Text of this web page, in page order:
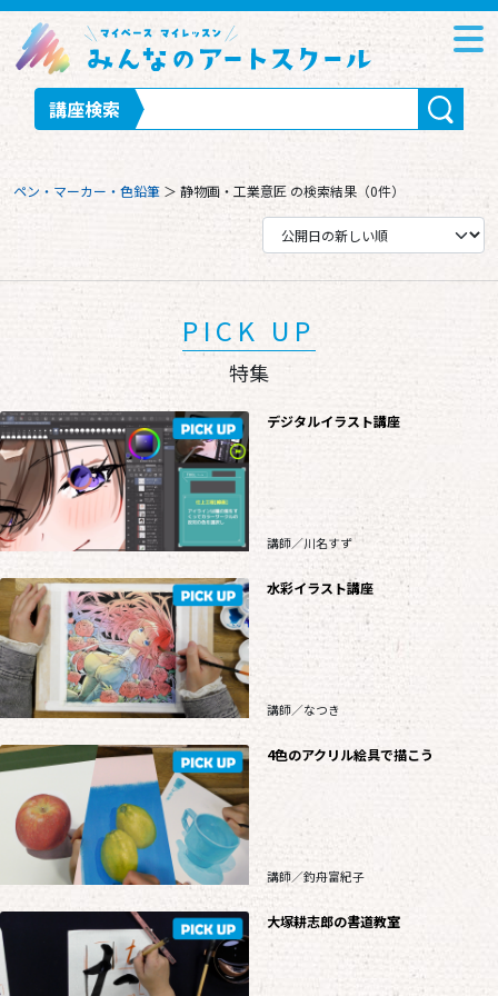
講座検索
ペン・マーカー・色鉛筆 ＞ 静物画・工業意匠 の検索結果（0件）
PICK UP
特集
デジタルイラスト講座
講師／川名すず
水彩イラスト講座
講師／なつき
4色のアクリル絵具で描こう
講師／釣舟富紀子
大塚耕志郎の書道教室